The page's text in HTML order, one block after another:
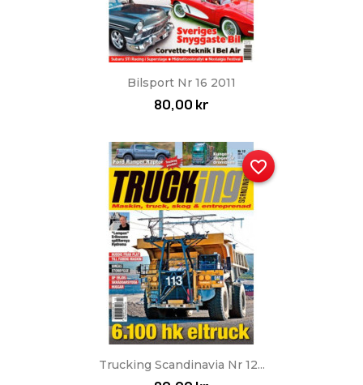
Bilsport Nr 16 2011
80,00 kr
Trucking Scandinavia Nr 12...
favorite_border